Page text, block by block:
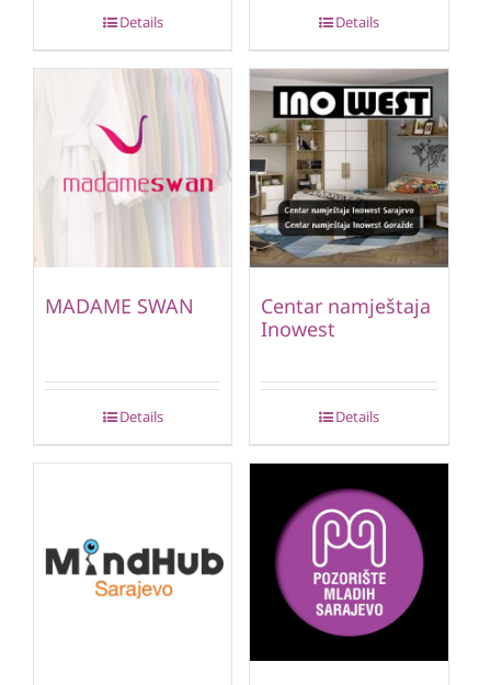
Details Details
MADAME SWAN
Details
Centar namještaja
Inowest
Details